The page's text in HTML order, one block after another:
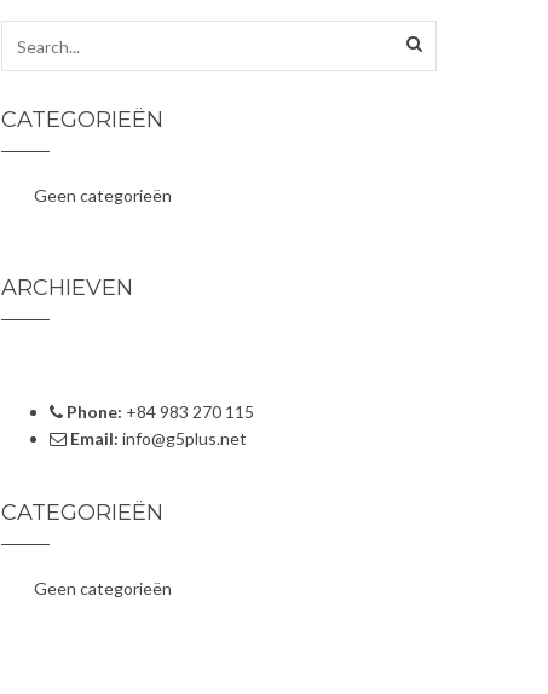
CATEGORIEËN
Geen categorieën
ARCHIEVEN
Phone: +84 983 270 115
Email: info@g5plus.net
CATEGORIEËN
Geen categorieën